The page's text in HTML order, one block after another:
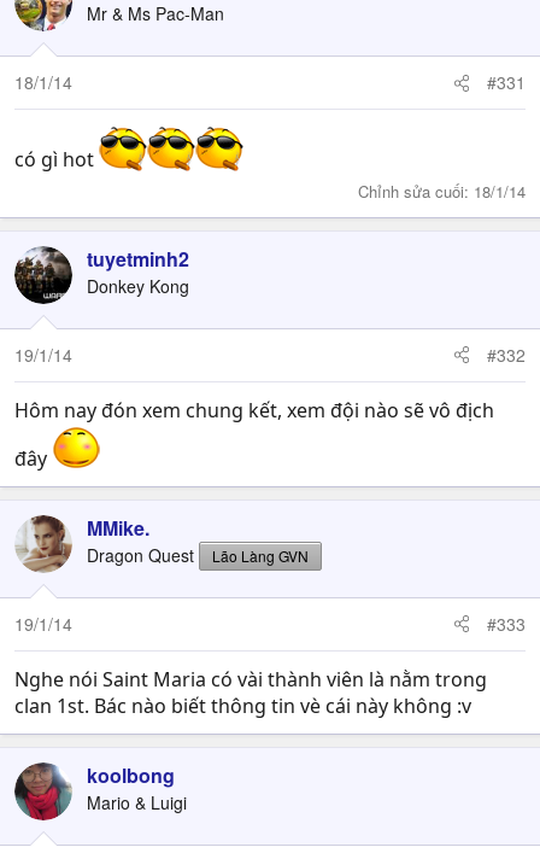
Mr & Ms Pac-Man
18/1/14 #331
có gì hot
Chỉnh sửa cuối: 18/1/14
tuyetminh2
Donkey Kong
19/1/14 #332
Hôm nay đón xem chung kết, xem đội nào sẽ vô địch
đây
MMike.
Dragon Quest Lão Làng GVN
19/1/14 #333
Nghe nói Saint Maria có vài thành viên là nằm trong
clan 1st. Bác nào biết thông tin vè cái này không :v
koolbong
Mario & Luigi